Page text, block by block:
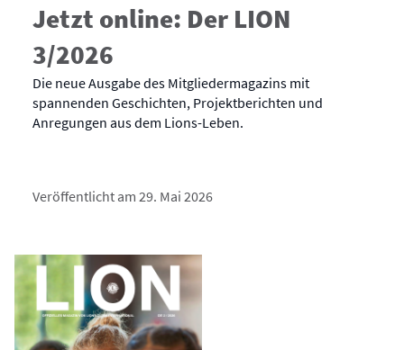
Jetzt online: Der LION
3/2026
Die neue Ausgabe des Mitgliedermagazins mit
spannenden Geschichten, Projektberichten und
Anregungen aus dem Lions-Leben.
Veröffentlicht am 29. Mai 2026